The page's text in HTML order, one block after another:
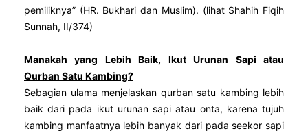
pemiliknya” (HR. Bukhari dan Muslim). (lihat Shahih Fiqih
Sunnah, II/374)
Manakah yang Lebih Baik, Ikut Urunan Sapi atau
Qurban Satu Kambing?
Sebagian ulama menjelaskan qurban satu kambing lebih
baik dari pada ikut urunan sapi atau onta, karena tujuh
kambing manfaatnya lebih banyak dari pada seekor sapi